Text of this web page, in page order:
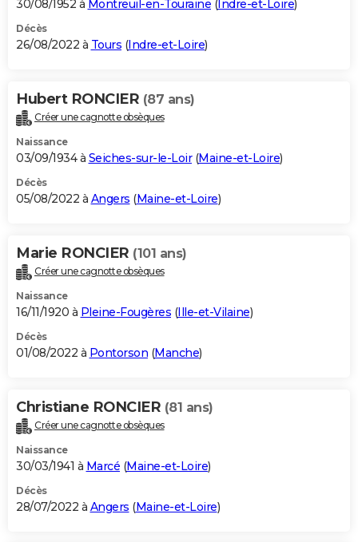
30/08/1952 à Montreuil-en-Touraine ( Indre-et-Loire)
Décès
26/08/2022 à Tours (Indre-et-Loire)
Hubert RONCIER (87 ans)
Créer une cagnotte obsèques
Naissance
03/09/1934 à Seiches-sur-le-Loir(Maine-et-Loire)
Décès
05/08/2022 à Angers (Maine-et-Loire)
Marie RONCIER (101 ans)
Créer une cagnotte obsèques
Naissance
16/11/1920 à Pleine-Fougères (Ille-et-Vilaine)
Décès
01/08/2022 à Pontorson (Manche)
Christiane RONCIER (81 ans)
Créer une cagnotte obsèques
Naissance
30/03/1941 à Marcé (Maine-et-Loire)
Décès
28/07/2022 à Angers (Maine-et-Loire)